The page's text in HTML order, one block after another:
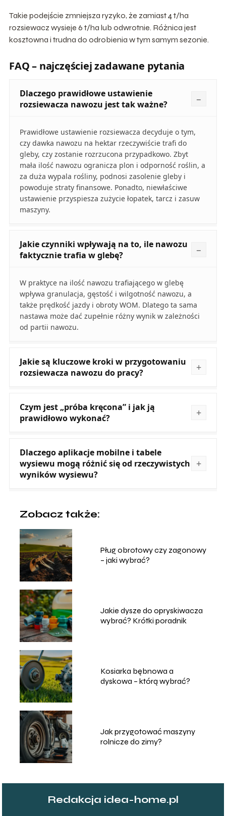
Takie podejście zmniejsza ryzyko, że zamiast 4 t/ha
rozsiewacz wysieje 6 t/ha lub odwrotnie. Różnica jest
kosztowna i trudna do odrobienia w tym samym sezonie.
FAQ – najczęściej zadawane pytania
Dlaczego prawidłowe ustawienie
rozsiewacza nawozu jest tak ważne?
Prawidłowe ustawienie rozsiewacza decyduje o tym,
czy dawka nawozu na hektar rzeczywiście trafi do
gleby, czy zostanie rozrzucona przypadkowo. Zbyt
mała ilość nawozu ogranicza plon i odporność roślin, a
za duża wypala rośliny, podnosi zasolenie gleby i
powoduje straty finansowe. Ponadto, niewłaściwe
ustawienie przyspiesza zużycie łopatek, tarcz i zasuw
maszyny.
Jakie czynniki wpływają na to, ile nawozu
faktycznie trafia w glebę?
W praktyce na ilość nawozu trafiającego w glebę
wpływa granulacja, gęstość i wilgotność nawozu, a
także prędkość jazdy i obroty WOM. Dlatego ta sama
nastawa może dać zupełnie różny wynik w zależności
od partii nawozu.
Jakie są kluczowe kroki w przygotowaniu
rozsiewacza nawozu do pracy?
Czym jest „próba kręcona” i jak ją
prawidłowo wykonać?
Dlaczego aplikacje mobilne i tabele
wysiewu mogą różnić się od rzeczywistych
wyników wysiewu?
Zobacz także:
Pług obrotowy czy zagonowy
– jaki wybrać?
Jakie dysze do opryskiwacza
wybrać? Krótki poradnik
Kosiarka bębnowa a
dyskowa – którą wybrać?
Jak przygotować maszyny
rolnicze do zimy?
Redakcja idea-home.pl